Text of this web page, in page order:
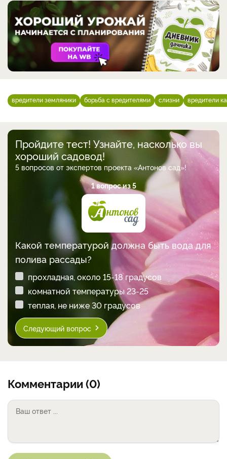
вредители земляники борьба с вредителями слизни вредители
Пройдите тест! Узнайте, насколько вы
хороший садовод!
5 вопросов от экспертов проекта «Антонов сад»!
1 вопрос из 5
Какой температурой должна быть вода для
полива рассады?
прохладная, около 15-18 градусов
комнатной температуры 23-25
теплая, не ниже 30 градусов
Следующий вопрос
Комментарии (0)